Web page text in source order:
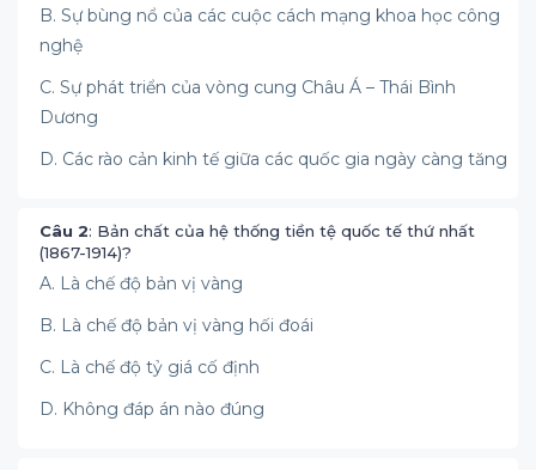
B. Sự bùng nổ của các cuộc cách mạng khoa học công
nghệ
C. Sự phát triển của vòng cung Châu Á – Thái Bình
Dương
D. Các rào cản kinh tế giữa các quốc gia ngày càng tăng
Câu 2: Bản chất của hệ thống tiền tệ quốc tế thứ nhất
(1867-1914)?
A. Là chế độ bản vị vàng
B. Là chế độ bản vị vàng hối đoái
C. Là chế độ tỷ giá cố định
D. Không đáp án nào đúng